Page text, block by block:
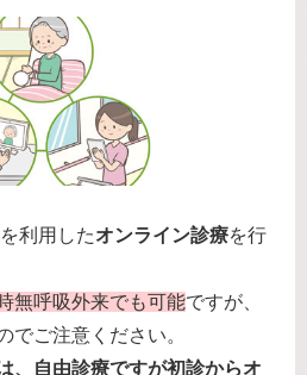
利用したオンライン診療を行
無呼吸外来でも可能ですが、
でご注意ください。
、自由診療ですが初診からオ